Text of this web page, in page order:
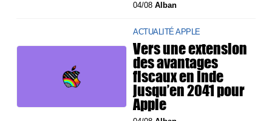
04/08Alban
ACTUALITÉ APPLE
Vers une extension
des avantages
fiscaux en Inde
jusqu’en 2041 pour
Apple